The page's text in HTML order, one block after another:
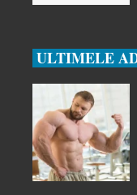
ULTIMELE